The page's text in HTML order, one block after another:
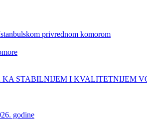
privrednom komorom
STABILNIJEM I KVALITETNIJEM
godine